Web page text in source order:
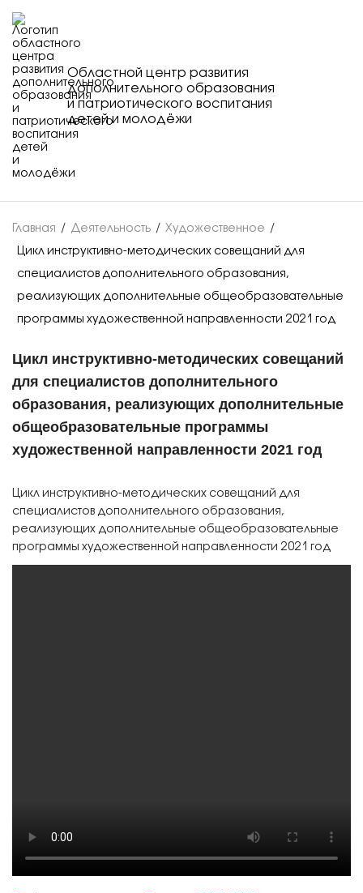
Областной центр развития
дополнительного образования
и патриотического воспитания
детей и молодёжи
Главная / Деятельность / Художественное /
Цикл инструктивно-методических совещаний для
специалистов дополнительного образования,
реализующих дополнительные общеобразовательные
программы художественной направленности 2021 год
Цикл инструктивно-методических совещаний
для специалистов дополнительного
образования, реализующих дополнительные
общеобразовательные программы
художественной направленности 2021 год
Цикл инструктивно-методических совещаний для
специалистов дополнительного образования,
реализующих дополнительные общеобразовательные
программы художественной направленности 2021 год